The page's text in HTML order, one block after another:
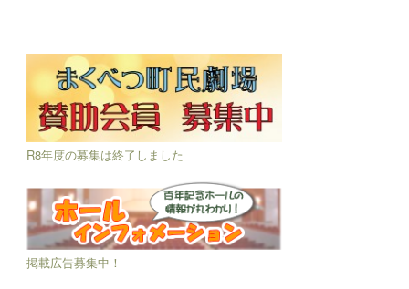
R8年度の募集は終了しました
掲載広告募集中！